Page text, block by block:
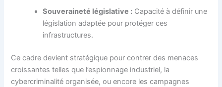
Souveraineté législative : Capacité à définir une
législation adaptée pour protéger ces
infrastructures.
Ce cadre devient stratégique pour contrer des menaces
croissantes telles que l’espionnage industriel, la
cybercriminalité organisée, ou encore les campagnes